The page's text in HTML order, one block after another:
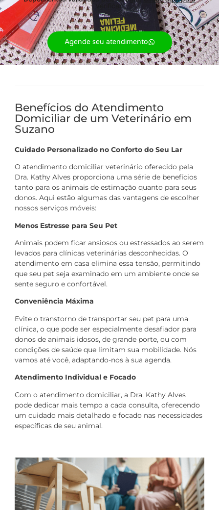
verificar.
Agende seu atendimento
Benefícios do Atendimento
Domiciliar de um Veterinário em
Suzano
Cuidado Personalizado no Conforto do Seu Lar
O atendimento domiciliar veterinário oferecido pela
Dra. Kathy Alves proporciona uma série de benefícios
tanto para os animais de estimação quanto para seus
donos. Aqui estão algumas das vantagens de escolher
nossos serviços móveis:
Menos Estresse para Seu Pet
Animais podem ficar ansiosos ou estressados ao serem
levados para clínicas veterinárias desconhecidas. O
atendimento em casa elimina essa tensão, permitindo
que seu pet seja examinado em um ambiente onde se
sente seguro e confortável.
Conveniência Máxima
Evite o transtorno de transportar seu pet para uma
clínica, o que pode ser especialmente desafiador para
donos de animais idosos, de grande porte, ou com
condições de saúde que limitam sua mobilidade. Nós
vamos até você, adaptando-nos à sua agenda.
Atendimento Individual e Focado
Com o atendimento domiciliar, a Dra. Kathy Alves
pode dedicar mais tempo a cada consulta, oferecendo
um cuidado mais detalhado e focado nas necessidades
específicas de seu animal.